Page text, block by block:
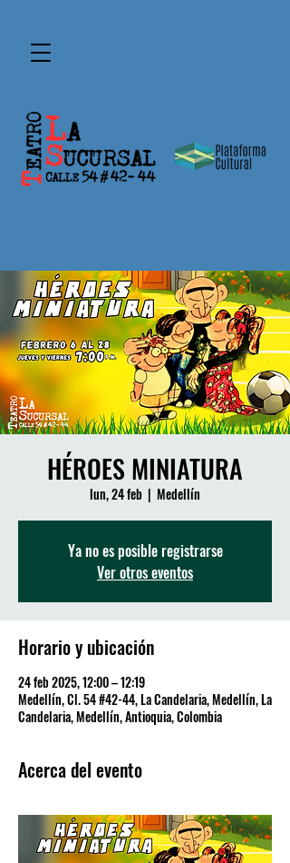
HÉROES MINIATURA
lun, 24 feb
  |
Medellín
Ya no es posible registrarse
Ver otros eventos
Horario y ubicación
24 feb 2025, 12:00 – 12:19
Medellín, Cl. 54 #42-44, La Candelaria, Medellín, La
Candelaria, Medellín, Antioquia, Colombia
Acerca del evento